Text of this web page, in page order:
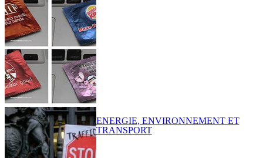
ENERGIE, ENVIRONNEMENT ET
TRANSPORT